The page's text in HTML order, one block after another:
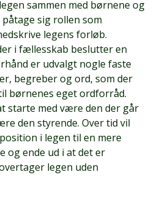
sammen med børnene og
sig rollen som
legens forløb.
i fællesskab beslutter en
er udvalgt nogle faste
begreber og ord, som der
børnenes eget ordforråd.
starte med være den der går
den styrende. Over tid vil
i legen til en mere
og ende ud i at det er
legen uden